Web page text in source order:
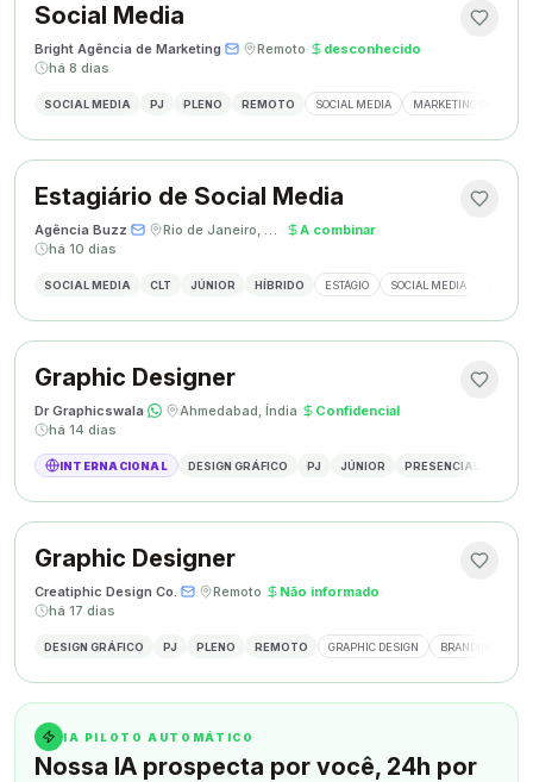
Social Media
Bright Agência de Marketing· · Remoto· desconhecido·
há 8 dias
SOCIAL MEDIA PJ PLENO REMOTO SOCIAL MEDIA MARKETING DIGITAL
Estagiário de Social Media
Agência Buzz· · Rio de Janeiro, Brasil · A combinar·
há 10 dias
SOCIAL MEDIA CLT JÚNIOR HÍBRIDO ESTÁGIO SOCIAL MEDIA
Graphic Designer
Dr Graphicswala· · Ahmedabad, Índia· Confidencial·
há 14 dias
INTERNACIONAL DESIGN GRÁFICO PJ JÚNIOR PRESENCIAL
Graphic Designer
Creatiphic Design Co.· · Remoto· Não informado·
há 17 dias
DESIGN GRÁFICO PJ PLENO REMOTO GRAPHIC DESIGN BRANDING
IA PILOTO AUTOMÁTICO
Nossa IA prospecta por você, 24h por